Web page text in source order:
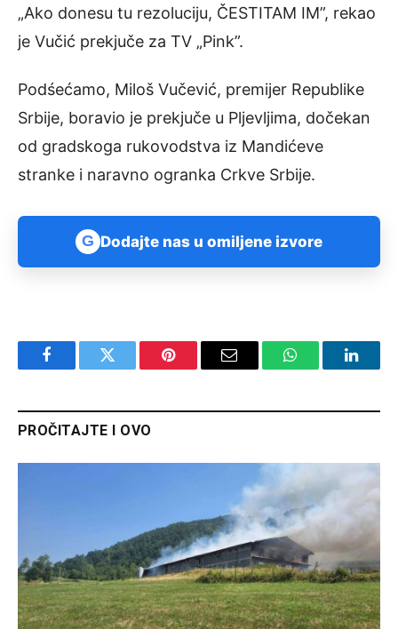
„Ako donesu tu rezoluciju, ČESTITAM IM”, rekao
je Vučić prekjuče za TV „Pink”.
Podśećamo, Miloš Vučević, premijer Republike
Srbije, boravio je prekjuče u Pljevljima, dočekan
od gradskoga rukovodstva iz Mandićeve
stranke i naravno ogranka Crkve Srbije.
G Dodajte nas u omiljene izvore
FacebookTwitter Pinterest Email WhatsApp
PROČITAJTE I OVO